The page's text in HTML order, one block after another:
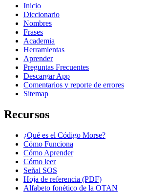
Inicio
Diccionario
Nombres
Frases
Academia
Herramientas
Aprender
Preguntas Frecuentes
Descargar App
Comentarios y reporte de errores
Sitemap
Recursos
¿Qué es el Código Morse?
Cómo Funciona
Cómo Aprender
Cómo leer
Señal SOS
Hoja de referencia (PDF)
Alfabeto fonético de la OTAN